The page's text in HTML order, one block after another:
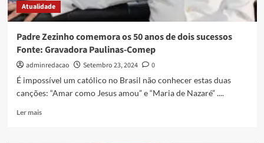
Atualidade
Padre Zezinho comemora os 50 anos de dois sucessos
Fonte: Gravadora Paulinas-Comep
adminredacao Setembro 23, 2024
0
É impossível um católico no Brasil não conhecer estas duas
canções: “Amar como Jesus amou” e “Maria de Nazaré” ....
Ler mais